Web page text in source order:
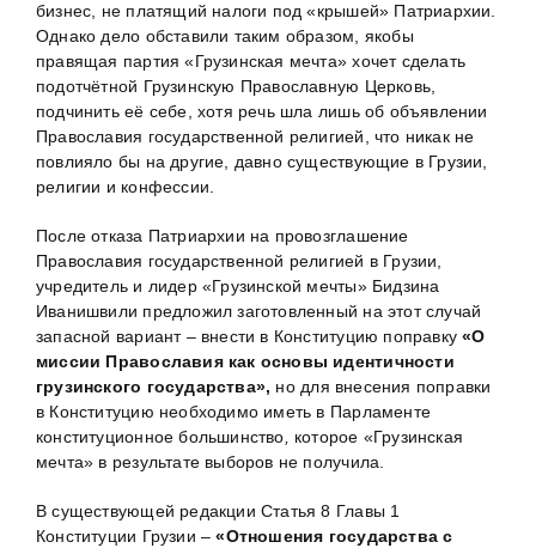
бизнес, не платящий налоги под «крышей» Патриархии.
Однако дело обставили таким образом, якобы
правящая партия «Грузинская мечта» хочет сделать
подотчётной Грузинскую Православную Церковь,
подчинить её себе, хотя речь шла лишь об объявлении
Православия государственной религией, что никак не
повлияло бы на другие, давно существующие в Грузии,
религии и конфессии.
После отказа Патриархии на провозглашение
Православия государственной религией в Грузии,
учредитель и лидер «Грузинской мечты» Бидзина
Иванишвили предложил заготовленный на этот случай
запасной вариант – внести в Конституцию поправку«О
миссии Православия как основы идентичности
грузинского государства», но для внесения поправки
в Конституцию необходимо иметь в Парламенте
конституционное большинство
которое «Грузинская
мечта» в результате выборов не получила.
В существующей редакции Статья 8 Главы 1
Конституции Грузии –«Отношения государства с